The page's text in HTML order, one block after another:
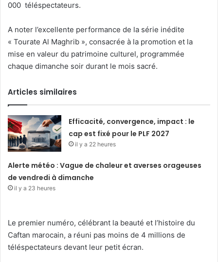
000 téléspectateurs.
A noter l’excellente performance de la série inédite
« Tourate Al Maghrib », consacrée à la promotion et la
mise en valeur du patrimoine culturel, programmée
chaque dimanche soir durant le mois sacré.
Articles similaires
Efficacité, convergence, impact : le
cap est fixé pour le PLF 2027
il y a 22 heures
Alerte météo : Vague de chaleur et averses orageuses
de vendredi à dimanche
il y a 23 heures
Le premier numéro, célébrant la beauté et l’histoire du
Caftan marocain, a réuni pas moins de 4 millions de
téléspectateurs devant leur petit écran.